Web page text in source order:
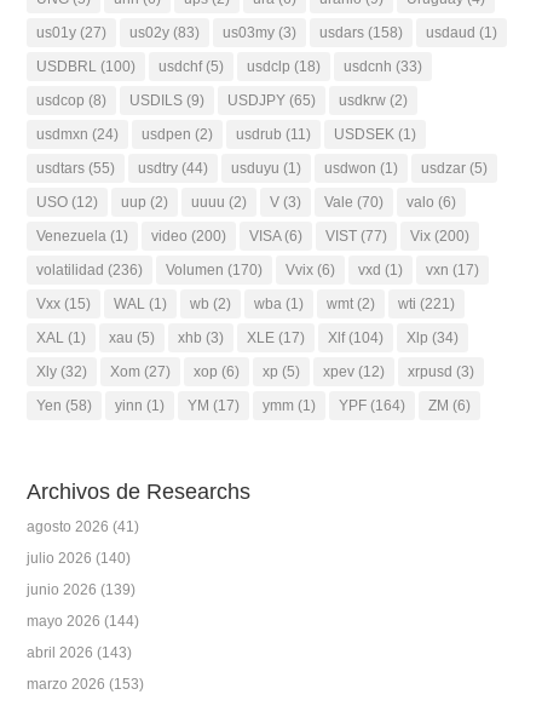
us01y (27) us02y (83) us03my (3) usdars (158) usdaud (1)
USDBRL (100) usdchf(5) usdclp (18) usdcnh (33)
usdcop (8) USDILS (9) USDJPY (65) usdkrw (2)
usdmxn (24) usdpen (2) usdrub (11) USDSEK (1)
usdtars (55) usdtry (44) usduyu (1) usdwon (1) usdzar (5)
USO (12) uup (2) uuuu (2) V (3) Vale (70) valo (6)
Venezuela (1) video (200) VISA(6) VIST (77) Vix (200)
volatilidad (236) Volumen (170) Vvix (6) vxd (1) vxn (17)
Vxx (15) WAL (1) wb (2) wba (1) wmt (2) wti (221)
XAL (1) xau (5) xhb (3) XLE (17) Xlf(104) Xlp (34)
Xly (32) Xom (27) xop (6) xp (5) xpev (12) xrpusd (3)
Yen (58) yinn (1) YM (17) ymm (1) YPF (164) ZM (6)
Archivos de Researchs
agosto 2026 (41)
julio 2026 (140)
junio 2026 (139)
mayo 2026 (144)
abril 2026 (143)
marzo 2026 (153)